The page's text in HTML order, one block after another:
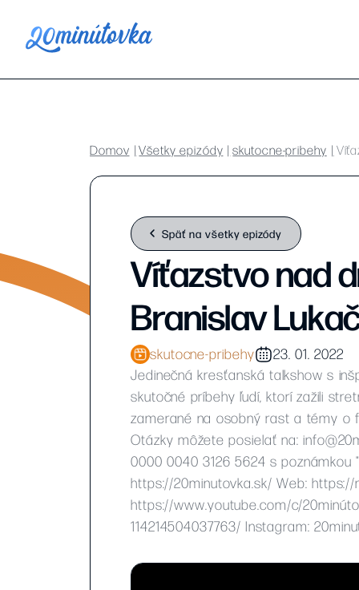
Domov Všetky epizódy skutocne-pribehy
Späť na všetky epizódy
Víťazstvo nad
Branislav
skutocne-pribehy
23. 01. 2022
Jedinečná kresťanská talkshow s
skutočné príbehy ľudí, ktorí zažili
zamerané na osobný rast a témy o
Otázky môžete posielať na:
0000 0040 3126 5624 s poznámkou
https://20minutovka.sk/ Web:
https://www.youtube.com/c/
114214504037763/ Instagram: